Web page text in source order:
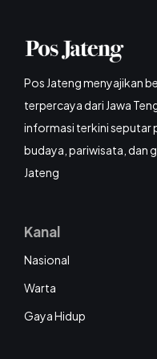
Pos Jateng menyajikan
terpercaya dari Jawa
informasi terkini seputar
budaya, pariwisata, dan
Jateng
Kanal
Nasional
Warta
Gaya Hidup